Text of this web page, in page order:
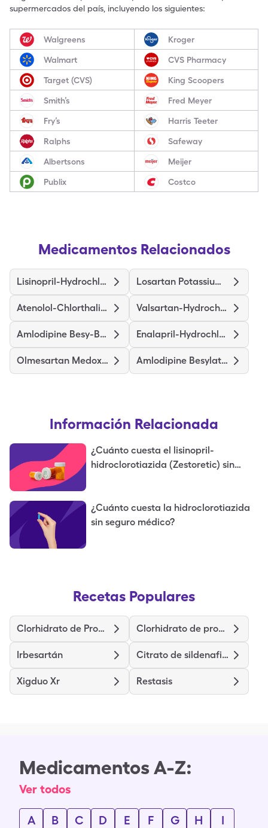
supermercados del país, incluyendo los siguientes:
Walgreens Kroger
Walmart CVS Pharmacy
Target (CVS) King Scoopers
Smith’s Fred Meyer
Fry’s Harris Teeter
Ralphs Safeway
Albertsons Meijer
Publix Costco
Medicamentos Relacionados
Lisinopril-Hydrochlorothiazide Losartan Potassium-Hctz
Atenolol-Chlorthalidone Valsartan-Hydrochlorothiazide
Amlodipine Besy-Benazepril Hcl Enalapril-Hydrochlorothiazide
Olmesartan Medoxomil-Hctz Amlodipine Besylate-Valsartan
Información Relacionada
¿Cuánto cuesta el lisinopril-
hidroclorotiazida (Zestoretic) sin
¿Cuánto cuesta la hidroclorotiazida
sin seguro médico?
Recetas Populares
Clorhidrato de Propranolol de Liberación Prolongada Clorhidrato de prometazina
Irbesartán Citrato de sildenafilo
Xigduo Xr Restasis
Medicamentos A-Z:
Ver todos
A B C D E F G H
I